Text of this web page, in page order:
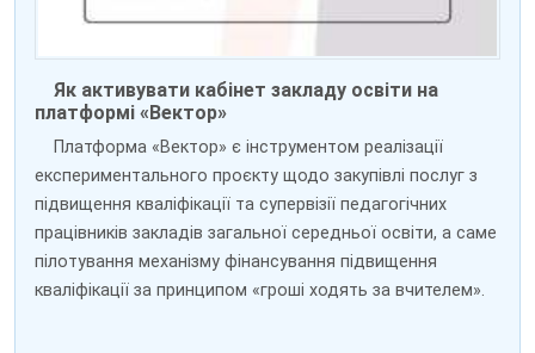
Як активувати кабінет закладу освіти на
платформі «Вектор»
Платформа «Вектор» є інструментом реалізації
експериментального проєкту щодо закупівлі послуг з
підвищення кваліфікації та супервізії педагогічних
працівників закладів загальної середньої освіти, а саме
пілотування механізму фінансування підвищення
кваліфікації за принципом «гроші ходять за вчителем».